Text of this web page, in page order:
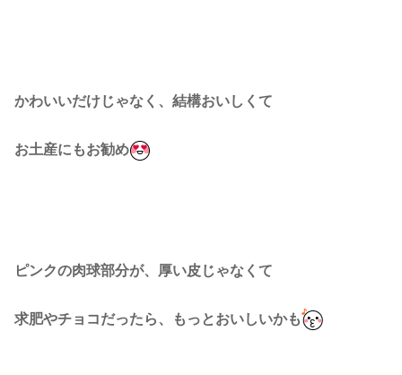
かわいいだけじゃなく、結構おいしくて
お土産にもお勧め
ピンクの肉球部分が、厚い皮じゃなくて
求肥やチョコだったら、もっとおいしいかも